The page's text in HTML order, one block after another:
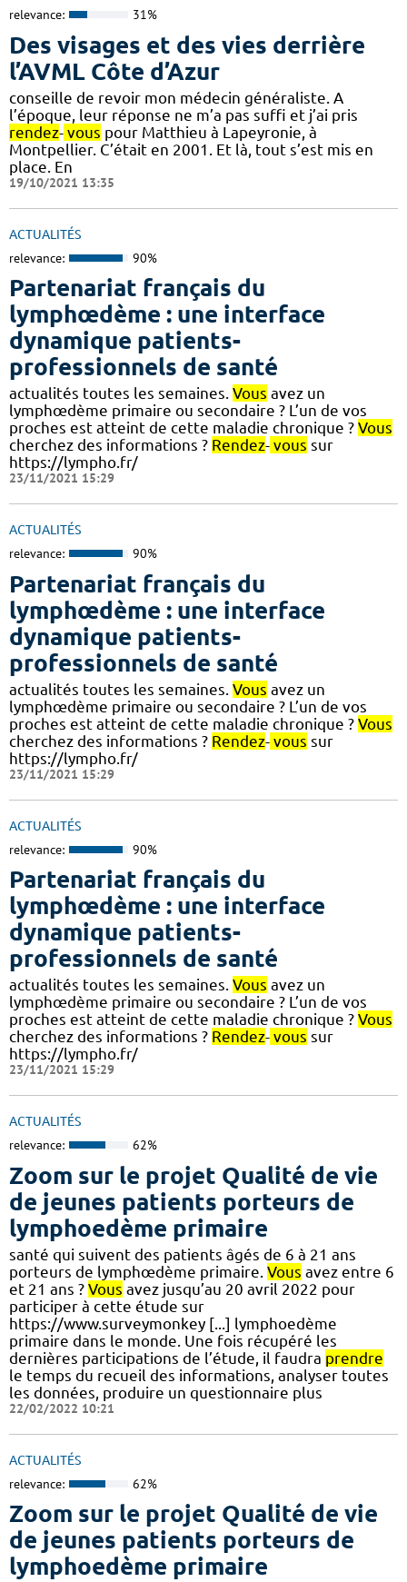
relevance: 31%
Des visages et des vies derrière
l’AVML Côte d’Azur
conseille de revoir mon médecin généraliste. A
l’époque, leur réponse ne m’a pas suffi et j’ai pris
rendez- vous pour Matthieu à Lapeyronie, à
Montpellier. C’était en 2001. Et là, tout s’est mis en
place. En
19/10/2021 13:35
ACTUALITÉS
relevance: 90%
Partenariat français du
lymphœdème : une interface
dynamique patients-
professionnels de santé
actualités toutes les semaines. Vous avez un
lymphœdème primaire ou secondaire ? L’un de vos
proches est atteint de cette maladie chronique ? Vous
cherchez des informations ? Rendez- vous sur
https://lympho.fr/
23/11/2021 15:29
ACTUALITÉS
relevance: 90%
Partenariat français du
lymphœdème : une interface
dynamique patients-
professionnels de santé
actualités toutes les semaines. Vous avez un
lymphœdème primaire ou secondaire ? L’un de vos
proches est atteint de cette maladie chronique ? Vous
cherchez des informations ? Rendez- vous sur
https://lympho.fr/
23/11/2021 15:29
ACTUALITÉS
relevance: 90%
Partenariat français du
lymphœdème : une interface
dynamique patients-
professionnels de santé
actualités toutes les semaines. Vous avez un
lymphœdème primaire ou secondaire ? L’un de vos
proches est atteint de cette maladie chronique ? Vous
cherchez des informations ? Rendez- vous sur
https://lympho.fr/
23/11/2021 15:29
ACTUALITÉS
relevance: 62%
Zoom sur le projet Qualité de vie
de jeunes patients porteurs de
lymphoedème primaire
santé qui suivent des patients âgés de 6 à 21 ans
porteurs de lymphœdème primaire. Vous avez entre 6
et 21 ans ? Vous avez jusqu’au 20 avril 2022 pour
participer à cette étude sur
https://www.surveymonkey [...] lymphoedème
primaire dans le monde. Une fois récupéré les
dernières participations de l’étude, il faudra prendre
le temps du recueil des informations, analyser toutes
les données, produire un questionnaire plus
22/02/2022 10:21
ACTUALITÉS
relevance: 62%
Zoom sur le projet Qualité de vie
de jeunes patients porteurs de
lymphoedème primaire